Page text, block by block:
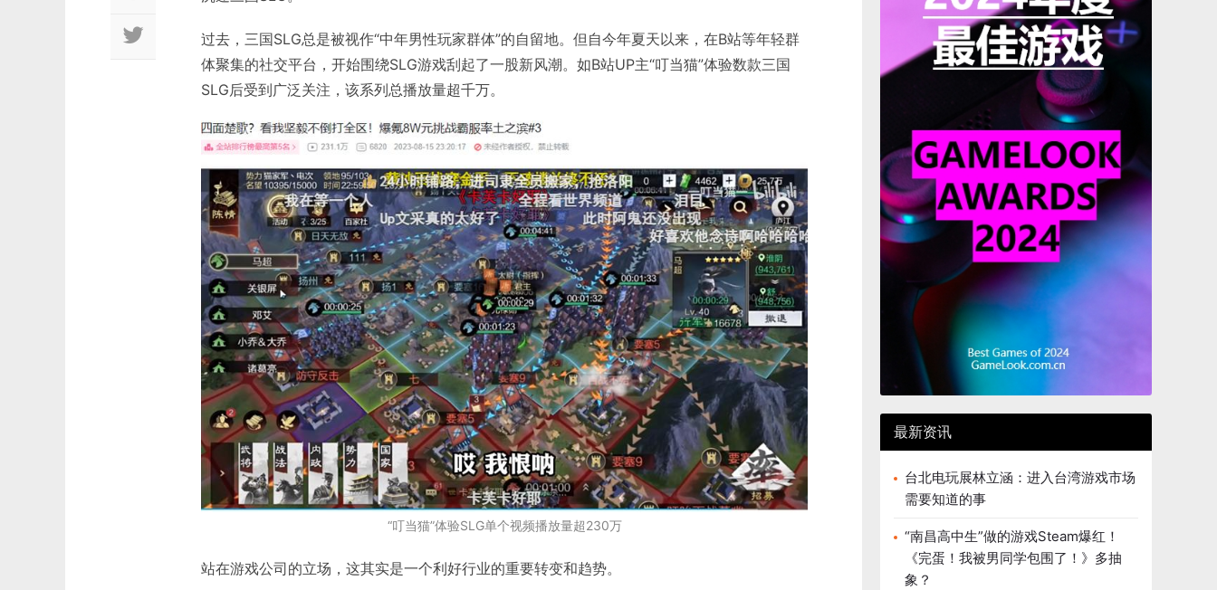
过去，三国SLG总是被视作“中年男性玩家群体”的自留地。但自今年夏天以来，在B站等年轻群
体聚集的社交平台，开始围绕SLG游戏刮起了一股新风潮。如B站UP主“叮当猫”体验数款三国
SLG后受到广泛关注，该系列总播放量超千万。
“叮当猫”体验SLG单个视频播放量超230万
站在游戏公司的立场，这其实是一个利好行业的重要转变和趋势。
最新资讯
台北电玩展林立涵：进入台湾游戏市场
需要知道的事
“南昌高中生”做的游戏Steam爆红！
《完蛋！我被男同学包围了！》多抽
象？